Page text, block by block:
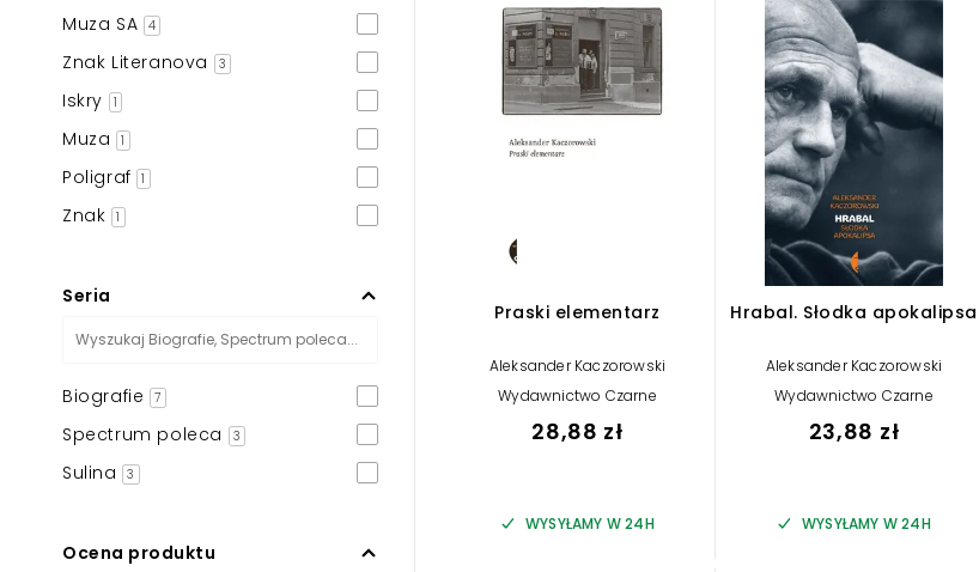
Muza SA 4
Znak Literanova 3
Iskry 1
Muza 1
Poligraf 1
Znak 1
Seria
Biografie 7
Spectrum poleca 3
Sulina 3
Ocena produktu
Praski elementarz
Aleksander Kaczorowski
Wydawnictwo Czarne
28,88 zł
WYSYŁAMY W 24H
Hrabal. Słodka apokalipsa
Aleksander Kaczorowski
Wydawnictwo Czarne
23,88 zł
WYSYŁAMY W 24H